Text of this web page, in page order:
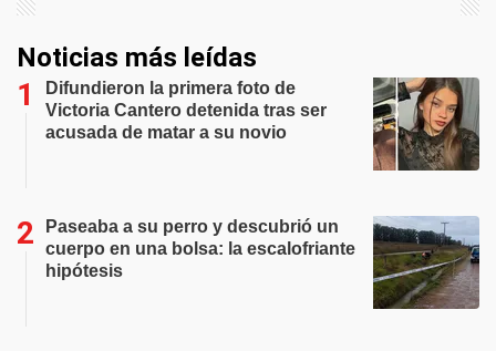
Noticias más leídas
Difundieron la primera foto de
Victoria Cantero detenida tras ser
acusada de matar a su novio
Paseaba a su perro y descubrió un
cuerpo en una bolsa: la escalofriante
hipótesis